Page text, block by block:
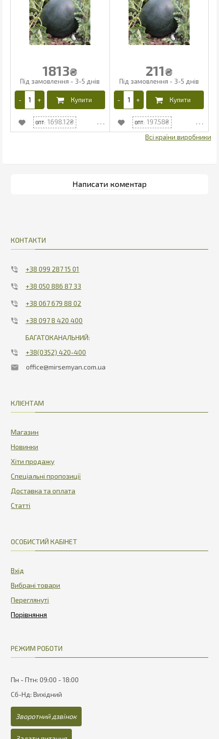
1813₴
1698.12
211₴
197.58
КОНТАКТИ
+38 099 287 15 01
+38 050 886 87 33
+38 067 679 88 02
+38 097 8 420 400
БАГАТОКАНАЛЬНИЙ:
+38(0352) 420-400
office@mirsemyan.com.ua
КЛІЄНТАМ
Магазин
Новинки
Хіти продажу
Спеціальні пропозиції
Доставка та оплата
Статті
ОСОБИСТИЙ КАБІНЕТ
Вхід
Вибрані товари
Переглянуті
РЕЖИМ РОБОТИ
Пн - Птн: 09:00 - 18:00
Сб-Нд: Вихідний
Зворотний дзвінок